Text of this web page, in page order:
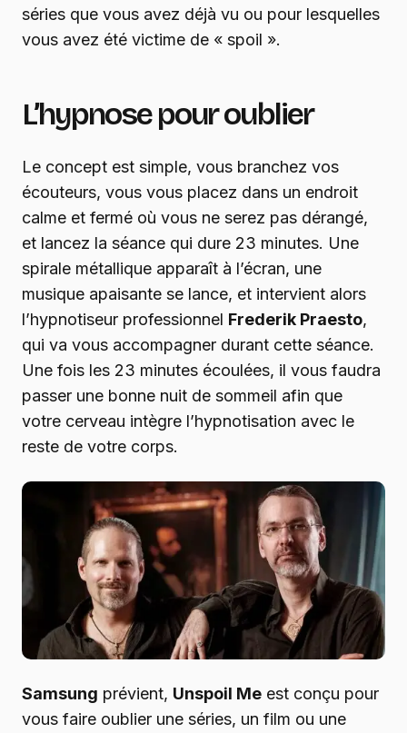
séries que vous avez déjà vu ou pour lesquelles
vous avez été victime de « spoil ».
L’hypnose pour oublier
Le concept est simple, vous branchez vos
écouteurs, vous vous placez dans un endroit
calme et fermé où vous ne serez pas dérangé,
et lancez la séance qui dure 23 minutes. Une
spirale métallique apparaît à l’écran, une
musique apaisante se lance, et intervient alors
l’hypnotiseur professionnel Frederik Praesto,
qui va vous accompagner durant cette séance.
Une fois les 23 minutes écoulées, il vous faudra
passer une bonne nuit de sommeil afin que
votre cerveau intègre l’hypnotisation avec le
reste de votre corps.
Samsung prévient, Unspoil Me est conçu pour
vous faire oublier une séries, un film ou une